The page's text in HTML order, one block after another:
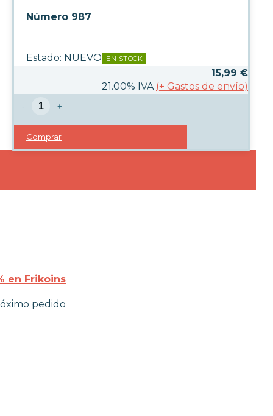
Número 987
Estado: NUEVO EN STOCK
15,99 €
21.00% IVA (+ Gastos de envío)
- +
Comprar
en Frikoins
pedido